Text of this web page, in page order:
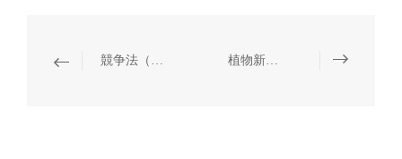
競争法（不正競争防止・独占禁止） 植物新品種の保護